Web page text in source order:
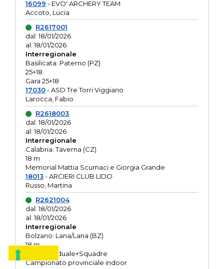
16099 - EVO' ARCHERY TEAM
Accoto, Lucia
R2617001
dal: 18/01/2026
al: 18/01/2026
Interregionale
Basilicata: Paterno (PZ)
25+18
Gara 25+18
17030- ASD Tre Torri Viggiano
Larocca, Fabio
R2618003
dal: 18/01/2026
al: 18/01/2026
Interregionale
Calabria: Taverna (CZ)
18 m
Memorial Mattia Scumaci e Giorgia Grande
18013- ARCIERI CLUB LIDO
Russo, Martina
R2621004
dal: 18/01/2026
al: 18/01/2026
Interregionale
Bolzano: Lana/Lana (BZ)
18 m
O.R. Individuale+Squadre
Campionato provinciale indoor